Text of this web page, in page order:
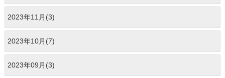
2023年11月(3)
2023年10月(7)
2023年09月(3)